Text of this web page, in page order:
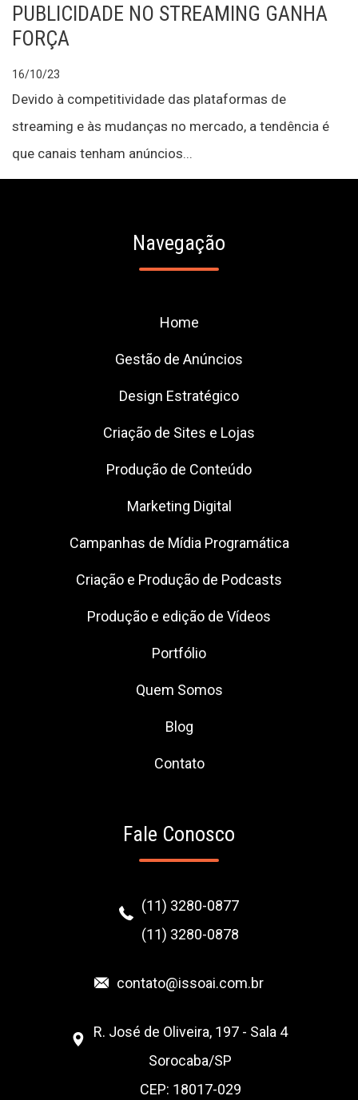
PUBLICIDADE NO STREAMING GANHA
FORÇA
16/10/23
Devido à competitividade das plataformas de
streaming e às mudanças no mercado, a tendência é
que canais tenham anúncios...
Navegação
Home
Gestão de Anúncios
Design Estratégico
Criação de Sites e Lojas
Produção de Conteúdo
Marketing Digital
Campanhas de Mídia Programática
Criação e Produção de Podcasts
Produção e edição de Vídeos
Portfólio
Quem Somos
Blog
Contato
Fale Conosco
(11) 3280-0877
(11) 3280-0878
contato@issoai.com.br
R. José de Oliveira, 197 - Sala 4
Sorocaba/SP
CEP: 18017-029